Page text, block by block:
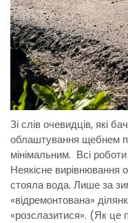
Зі слів очевидців, які
облаштування щебнем
мінімальним. Всі
Неякісне вирівнювання
стояла вода. Лише за
«відремонтована»
«розслазитися». (Як це